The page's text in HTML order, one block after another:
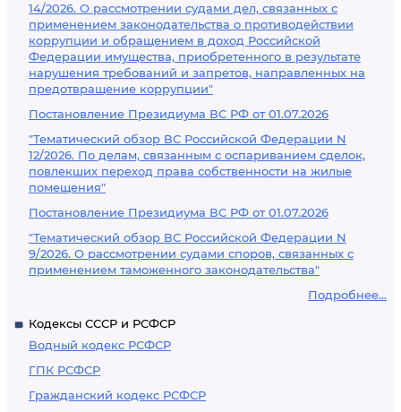
14/2026. О рассмотрении судами дел, связанных с
применением законодательства о противодействии
коррупции и обращением в доход Российской
Федерации имущества, приобретенного в результате
нарушения требований и запретов, направленных на
предотвращение коррупции"
Постановление Президиума ВС РФ от 01.07.2026
"Тематический обзор ВС Российской Федерации N
12/2026. По делам, связанным с оспариванием сделок,
повлекших переход права собственности на жилые
помещения"
Постановление Президиума ВС РФ от 01.07.2026
"Тематический обзор ВС Российской Федерации N
9/2026. О рассмотрении судами споров, связанных с
применением таможенного законодательства"
Подробнее...
Кодексы СССР и РСФСР
Водный кодекс РСФСР
ГПК РСФСР
Гражданский кодекс РСФСР